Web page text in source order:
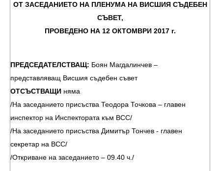
ОТ ЗАСЕДАНИЕТО НА ПЛЕНУМА НА ВИСШИЯ СЪДЕБЕН
СЪВЕТ,
ПРОВЕДЕНО НА 12 ОКТОМВРИ 2017 г.
ПРЕДСЕДАТЕЛСТВАЩ: Боян Магдалинчев –
представляващ Висшия съдебен съвет
ОТСЪСТВАЩИ няма
/На заседанието присъства Теодора Точкова – главен
инспектор на Инспектората към ВСС/
/На заседанието присъства Димитър Тончев - главен
секретар на ВСС/
/Откриване на заседанието – 09.40 ч./